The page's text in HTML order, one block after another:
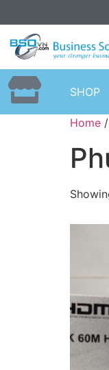
SHOP
Home